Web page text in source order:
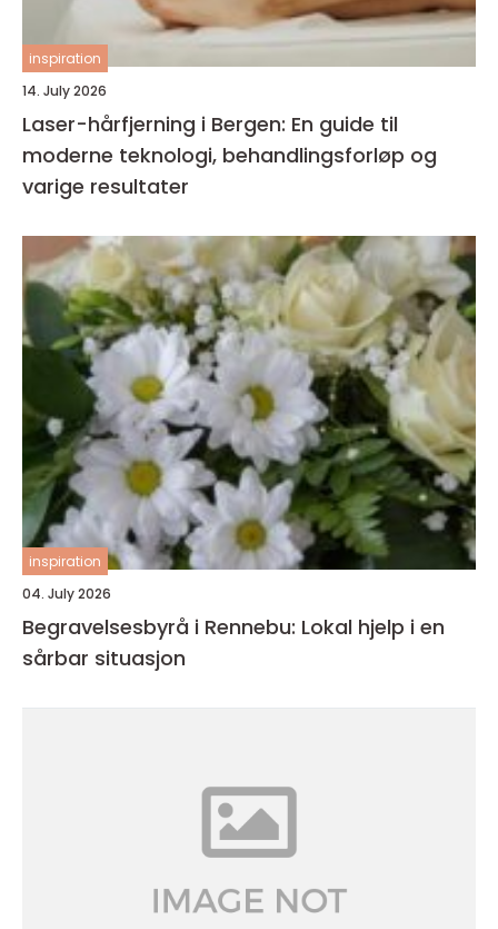
inspiration
14. July 2026
Laser-hårfjerning i Bergen: En guide til
moderne teknologi, behandlingsforløp og
varige resultater
inspiration
04. July 2026
Begravelsesbyrå i Rennebu: Lokal hjelp i en
sårbar situasjon